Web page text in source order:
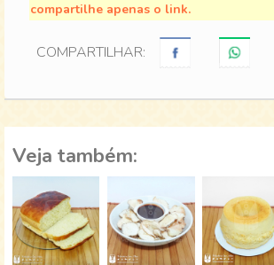
compartilhe apenas o link.
COMPARTILHAR:
Veja também: